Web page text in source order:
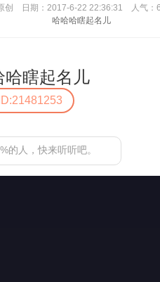
创 日期：2017-6-22 22:36:31 人气：
哈哈哈瞎起名儿
哈瞎起名儿
的人，快来听听吧。